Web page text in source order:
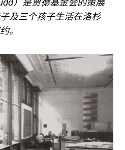
）是贾德基金会的策展
及三个孩子生活在洛杉
。